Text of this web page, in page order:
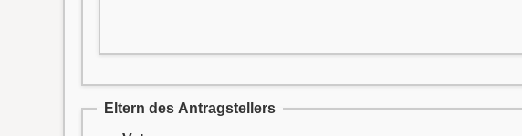
Eltern des Antragstellers